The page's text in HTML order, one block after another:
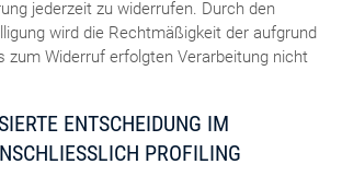
jederzeit zu widerrufen. Durch den
wird die Rechtmäßigkeit der aufgrund
zum Widerruf erfolgten Verarbeitung nicht
ENTSCHEIDUNG IM
PROFILING